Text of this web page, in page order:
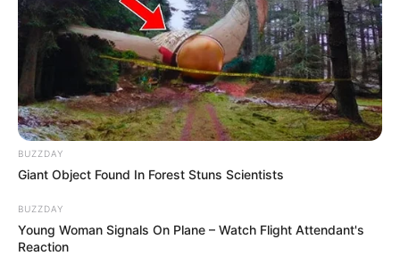
BUZZDAY
Giant Object Found In Forest Stuns Scientists
BUZZDAY
Young Woman Signals On Plane – Watch Flight Attendant's
Reaction